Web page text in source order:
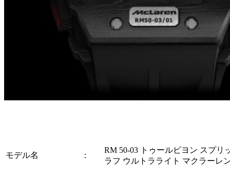
モデル名 ：
RM 50-03 トゥールビヨン スプリ
ラフ ウルトラライト マクラーレ